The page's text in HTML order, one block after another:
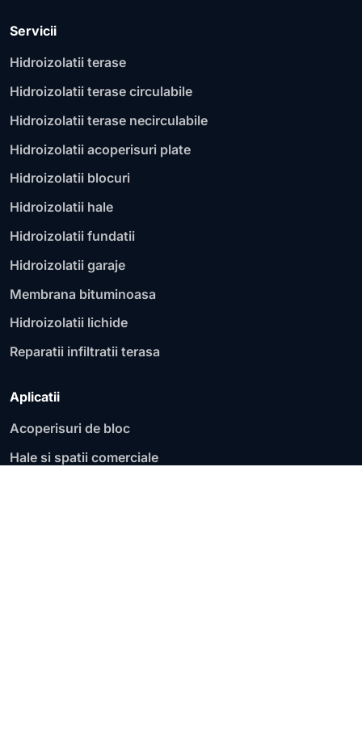
Servicii
Hidroizolatii terase
Hidroizolatii terase circulabile
Hidroizolatii terase necirculabile
Hidroizolatii acoperisuri plate
Hidroizolatii blocuri
Hidroizolatii hale
Hidroizolatii fundatii
Hidroizolatii garaje
Membrana bituminoasa
Hidroizolatii lichide
Reparatii infiltratii terasa
Aplicatii
Acoperisuri de bloc
Hale si spatii comerciale